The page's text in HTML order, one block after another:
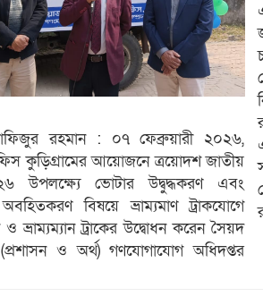
রহমান : ০৭ ফেব্রুয়ারী ২০২৬,
কুড়িগ্রামের আয়োজনে ত্রয়োদশ জাতীয়
উপলক্ষ্যে ভোটার উদ্বুদ্ধকরণ এবং
বিষয়ে ভ্রাম্যমাণ ট্রাকযোগে
ও ভ্রাম্যম্যান ট্রাকের উদ্বোধন করেন সৈয়দ
ও অর্থ) গণযোগাযোগ অধিদপ্তর